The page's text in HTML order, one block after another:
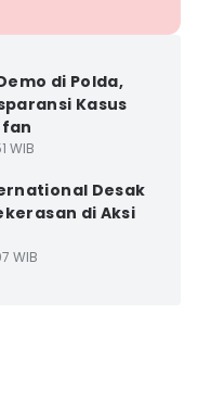
di Polda,
Kasus
WIB
Desak
di Aksi
WIB